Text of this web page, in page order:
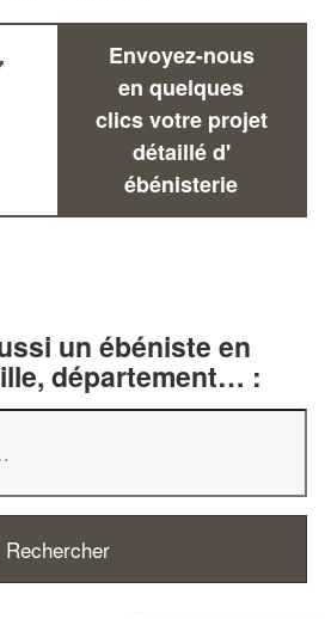
Envoyez-nous
en quelques
clics votre projet
détaillé d'
ébénisterie
un ébéniste en
département… :